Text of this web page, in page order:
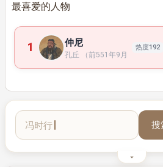
最喜爱的人物
1 仲尼
孔丘 （前551年9月28日 —前
热度192
宋太祖 搜
最近搜索词缓存为空（请先在搜索框或筛